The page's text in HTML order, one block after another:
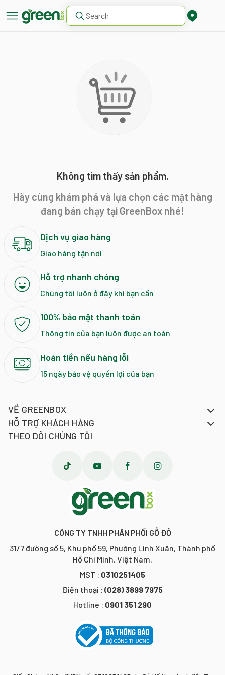
Không tìm thấy sản phẩm.
Hãy cùng khám phá và lựa chọn các mặt hàng
đang bán chạy tại GreenBox nhé!
Dịch vụ giao hàng
Giao hàng tận nơi
Hỗ trợ nhanh chóng
Chúng tôi luôn ở đây khi bạn cần
100% bảo mật thanh toán
Thông tin của bạn luôn được an toàn
Hoàn tiền nếu hàng lỗi
15 ngày bảo vệ quyền lợi của bạn
CÔNG TY TNHH PHÂN PHỐI GỖ ĐỎ
31/7 đường số 5, Khu phố 59, Phường Linh Xuân, Thành phố
Hồ Chí Minh, Việt Nam.
MST : 0310251405
Điện thoại : (028) 3899 7975
Hotline : 0901 351 290
VỀ GREENBOX
HỖ TRỢ KHÁCH HÀNG
THEO DÕI CHÚNG TÔI